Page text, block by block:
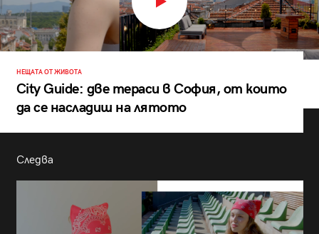
НЕЩАТА ОТ ЖИВОТА
City Guide: две тераси в София, от които
да се насладиш на лятото
Следва